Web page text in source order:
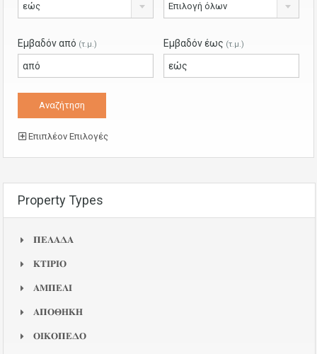
εώς Επιλογή όλων
Εμβαδόν από (τ.μ.) Εμβαδόν έως (τ.μ.)
Επιπλέον Επιλογές
Property Types
𝚷𝚬𝚲𝚨𝚫𝚨
𝚱𝚻𝚰𝚸𝚰𝚶
𝚨𝚳𝚷𝚬𝚲𝚰
𝚨𝚷𝚶𝚯𝚮𝚱𝚮
𝚶𝚰𝚱𝚶𝚷𝚬𝚫𝚶